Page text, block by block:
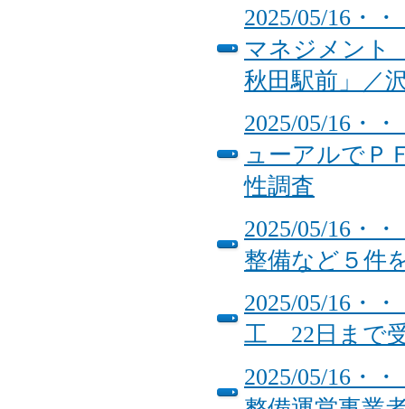
2025/05/16・
マネジメント
秋田駅前」／
2025/05/16・
ューアルでＰ
性調査
2025/05/16・
整備など５
2025/05/16・
工 22日まで
2025/05/16・